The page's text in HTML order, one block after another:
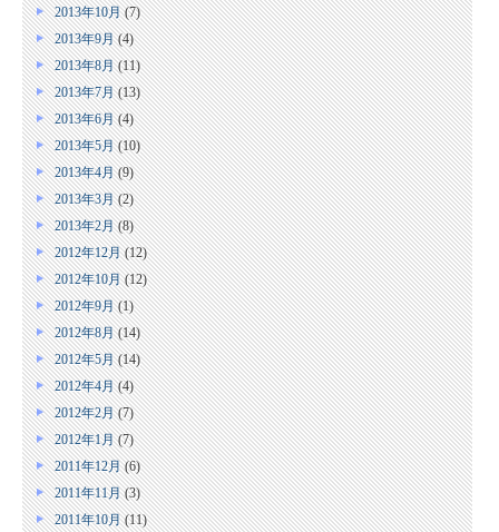
2013年10月(7)
2013年9月(4)
2013年8月(11)
2013年7月(13)
2013年6月(4)
2013年5月(10)
2013年4月(9)
2013年3月(2)
2013年2月(8)
2012年12月(12)
2012年10月(12)
2012年9月(1)
2012年8月(14)
2012年5月(14)
2012年4月(4)
2012年2月(7)
2012年1月(7)
2011年12月(6)
2011年11月(3)
2011年10月(11)